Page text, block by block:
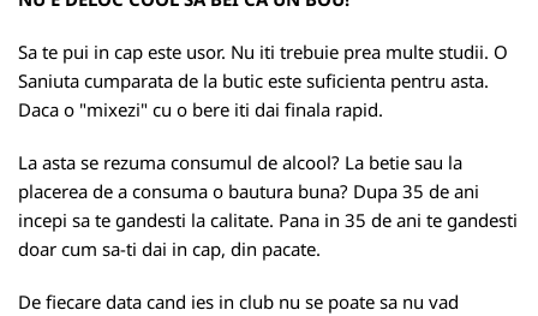
Sa te pui in cap este usor. Nu iti trebuie prea multe studii. O
Saniuta cumparata de la butic este suficienta pentru asta.
Daca o "mixezi" cu o bere iti dai finala rapid.
La asta se rezuma consumul de alcool? La betie sau la
placerea de a consuma o bautura buna? Dupa 35 de ani
incepi sa te gandesti la calitate. Pana in 35 de ani te gandesti
doar cum sa-ti dai in cap, din pacate.
De fiecare data cand ies in club nu se poate sa nu vad